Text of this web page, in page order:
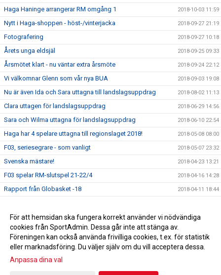
Haga Haninge arrangerar RM omgång 1 2018-10-03 11:59
Nytt i Haga-shoppen - höst-/vinterjacka 2018-09-27 21:19
Fotografering 2018-09-27 10:18
Årets unga eldsjäl 2018-09-25 09:33
Årsmötet klart - nu väntar extra årsmöte 2018-09-24 22:12
Vi välkomnar Glenn som vår nya BUA 2018-09-03 19:08
Nu är även Ida och Sara uttagna till landslagsuppdrag 2018-08-02 11:13
Clara uttagen för landslagsuppdrag 2018-06-29 14:56
Sara och Wilma uttagna för landslagsuppdrag 2018-06-10 22:54
Haga har 4 spelare uttagna till regionslaget 2018! 2018-05-08 08:00
F03, seriesegrare - som vanligt 2018-05-07 23:32
Svenska mästare! 2018-04-23 13:21
F03 spelar RM-slutspel 21-22/4 2018-04-16 14:28
Rapport från Globasket -18 2018-04-11 18:44
Begränsat registerutdrag för alla ledare 2018-02-13 21:13
Årets eldsjäl! 2018-01-26 21:13
Gå till Webbversion
För att hemsidan ska fungera korrekt använder vi nödvändiga
cookies från SportAdmin. Dessa går inte att stänga av.
Föreningen kan också använda frivilliga cookies, t.ex. för statistik
eller marknadsföring. Du väljer själv om du vill acceptera dessa.
Anpassa dina val